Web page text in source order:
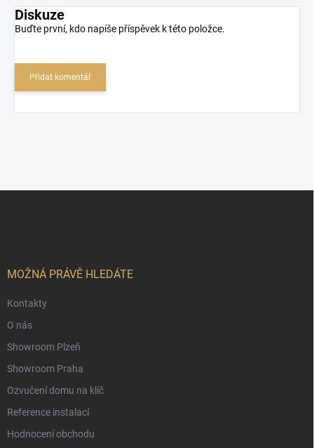
Diskuze
Buďte první, kdo napíše příspěvek k této položce.
Přidat komentář
MOŽNÁ PRÁVĚ HLEDÁTE
Kontakty
O nás
Showroom Plzeň
Showroom Praha
Ozvučení domu na klíč
Reference instalací
Hodnocení obchodu